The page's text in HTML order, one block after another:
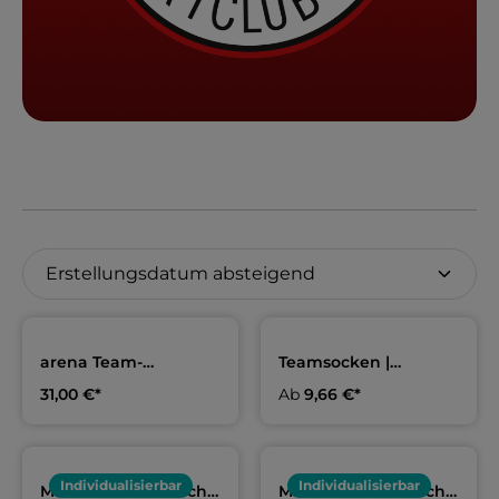
arena Team-
Solid" Kids & Herren |
31,00 €*
Teamsocken |
Ab 9,66 €*
Individualisierbar
Mikrofaserhandtuch
Individualisierbar
Mikrofaserhandtuch